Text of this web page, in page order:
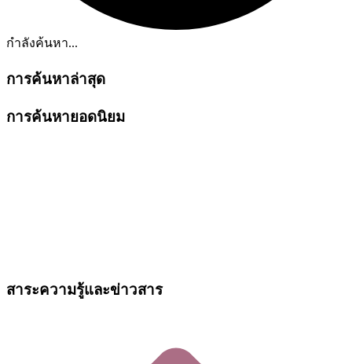
กำลังค้นหา...
การค้นหาล่าสุด
การค้นหายอดนิยม
สาระความรู้และข่าวสาร